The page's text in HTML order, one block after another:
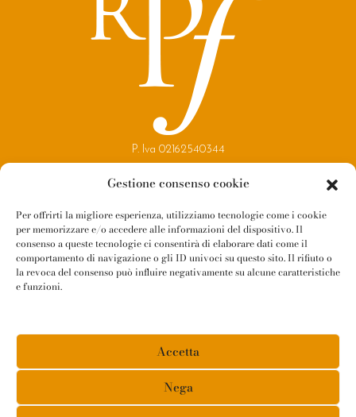
Gestione consenso cookie
Per offrirti la migliore esperienza, utilizziamo tecnologie come i cookie
per memorizzare e/o accedere alle informazioni del dispositivo. Il
consenso a queste tecnologie ci consentirà di elaborare dati come il
comportamento di navigazione o gli ID univoci su questo sito. Il rifiuto o
la revoca del consenso può influire negativamente su alcune caratteristiche
e funzioni.
Accetta
Nega
P. Iva 02162540344
Reggio Parma Festival
Contatti
Newsletter
Amministrazione Trasparente
Privacy Policy
Cookie Policy